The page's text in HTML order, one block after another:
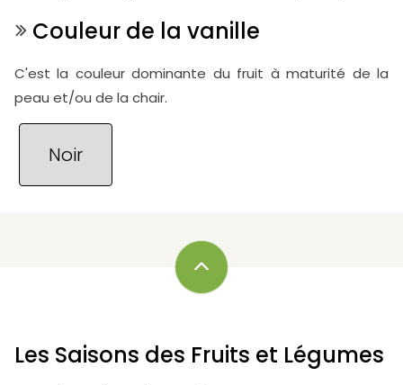
Couleur de la vanille
C'est la couleur dominante du fruit à maturité de la
peau et/ou de la chair.
Noir
Les Saisons des Fruits et Légumes